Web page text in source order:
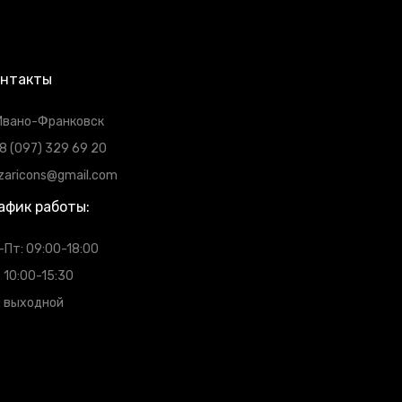
Франковск
(097) 329 69 20
работы:
Пт: 09:00-18:00
10:00-15:30
выходной